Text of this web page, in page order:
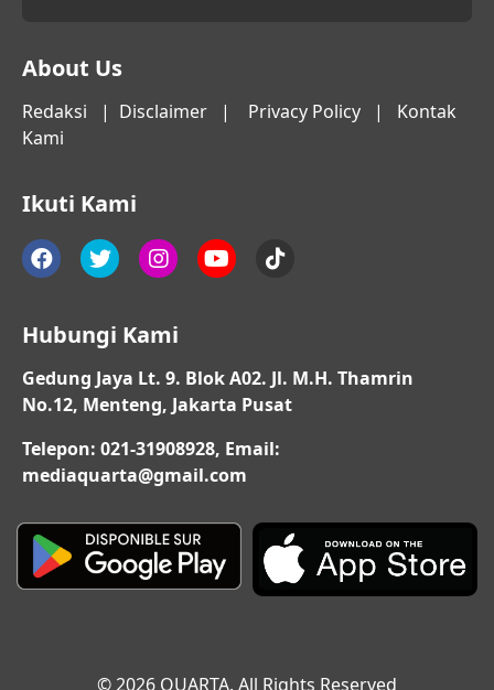
About Us
Redaksi | Disclaimer | Privacy Policy | Kontak
Kami
Ikuti Kami
Hubungi Kami
Gedung Jaya Lt. 9. Blok A02. Jl. M.H. Thamrin
No.12, Menteng, Jakarta Pusat
Telepon: 021-31908928, Email:
mediaquarta@gmail.com
© 2026 QUARTA. All Rights Reserved